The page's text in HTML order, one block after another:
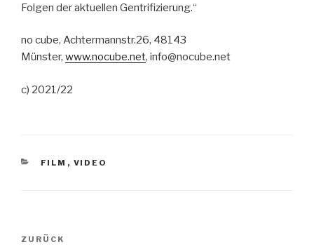
Folgen der aktuellen Gentrifizierung.“
no cube, Achtermannstr.26, 48143
Münster, www.nocube.net, info@nocube.net
c) 2021/22
KATEGORIEN
FILM , VIDEO
Beitragsnavigation
Vorheriger
ZURÜCK